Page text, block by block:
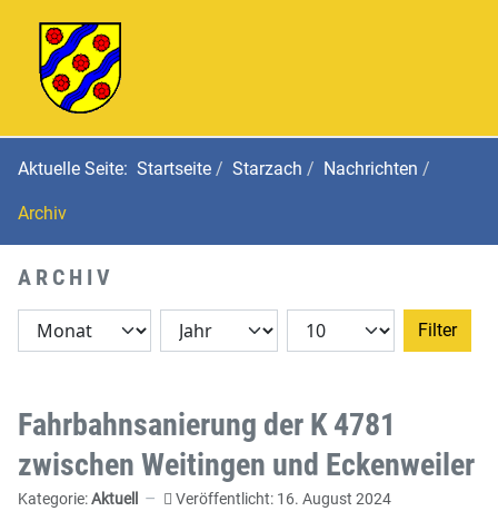
Aktuelle Seite: Startseite Starzach Nachrichten
Archiv
ARCHIV
Filter
Fahrbahnsanierung der K 4781
zwischen Weitingen und Eckenweiler
Kategorie:Aktuell Veröffentlicht: 16. August 2024